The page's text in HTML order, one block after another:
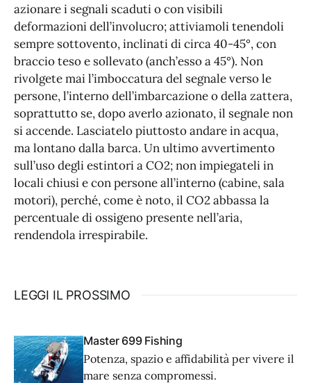
azionare i segnali scaduti o con visibili
deformazioni dell’involucro; attiviamoli tenendoli
sempre sottovento, inclinati di circa 40-45°, con
braccio teso e sollevato (anch’esso a 45°). Non
rivolgete mai l’imboccatura del segnale verso le
persone, l’interno dell’imbarcazione o della zattera,
soprattutto se, dopo averlo azionato, il segnale non
si accende. Lasciatelo piuttosto andare in acqua,
ma lontano dalla barca. Un ultimo avvertimento
sull’uso degli estintori a CO2; non impiegateli in
locali chiusi e con persone all’interno (cabine, sala
motori), perché, come è noto, il CO2 abbassa la
percentuale di ossigeno presente nell’aria,
rendendola irrespirabile.
LEGGI IL PROSSIMO
Master 699 Fishing
Potenza, spazio e affidabilità per vivere il
mare senza compromessi.